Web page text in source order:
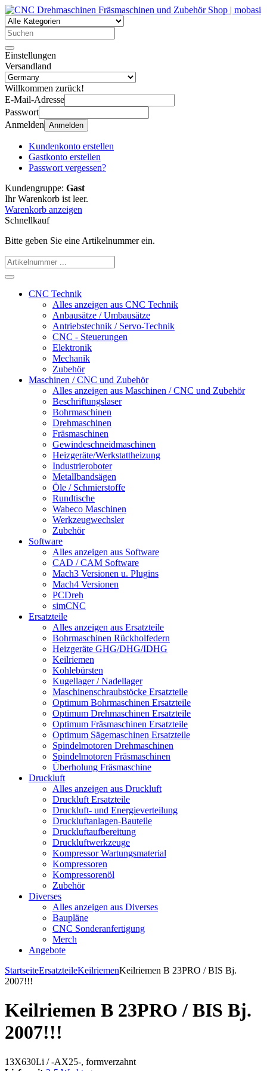
Einstellungen
Versandland
Willkommen zurück!
E-Mail-Adresse
Passwort
Anmelden Anmelden
Kundenkonto erstellen
Gastkonto erstellen
Passwort vergessen?
Kundengruppe: Gast
Ihr Warenkorb ist leer.
Warenkorb anzeigen
Schnellkauf
Bitte geben Sie eine Artikelnummer ein.
CNC Technik
Alles anzeigen aus CNC Technik
Anbausätze / Umbausätze
Antriebstechnik / Servo-Technik
CNC - Steuerungen
Elektronik
Mechanik
Zubehör
Maschinen / CNC und Zubehör
Alles anzeigen aus Maschinen / CNC und Zubehör
Beschriftungslaser
Bohrmaschinen
Drehmaschinen
Fräsmaschinen
Gewindeschneidmaschinen
Heizgeräte/Werkstattheizung
Industrieroboter
Metallbandsägen
Öle / Schmierstoffe
Rundtische
Wabeco Maschinen
Werkzeugwechsler
Zubehör
Software
Alles anzeigen aus Software
CAD / CAM Software
Mach3 Versionen u. Plugins
Mach4 Versionen
PCDreh
simCNC
Ersatzteile
Alles anzeigen aus Ersatzteile
Bohrmaschinen Rückholfedern
Heizgeräte GHG/DHG/IDHG
Keilriemen
Kohlebürsten
Kugellager / Nadellager
Maschinenschraubstöcke Ersatzteile
Optimum Bohrmaschinen Ersatzteile
Optimum Drehmaschinen Ersatzteile
Optimum Fräsmaschinen Ersatzteile
Optimum Sägemaschinen Ersatzteile
Spindelmotoren Drehmaschinen
Spindelmotoren Fräsmaschinen
Überholung Fräsmaschine
Druckluft
Alles anzeigen aus Druckluft
Druckluft Ersatzteile
Druckluft- und Energieverteilung
Druckluftanlagen-Bauteile
Druckluftaufbereitung
Druckluftwerkzeuge
Kompressor Wartungsmaterial
Kompressoren
Kompressorenöl
Zubehör
Diverses
Alles anzeigen aus Diverses
Baupläne
CNC Sonderanfertigung
Merch
Angebote
StartseiteErsatzteileKeilriemenKeilriemen B 23PRO / BIS Bj.
2007!!!
Keilriemen B 23PRO / BIS Bj.
2007!!!
13X630Li / -AX25-, formverzahnt